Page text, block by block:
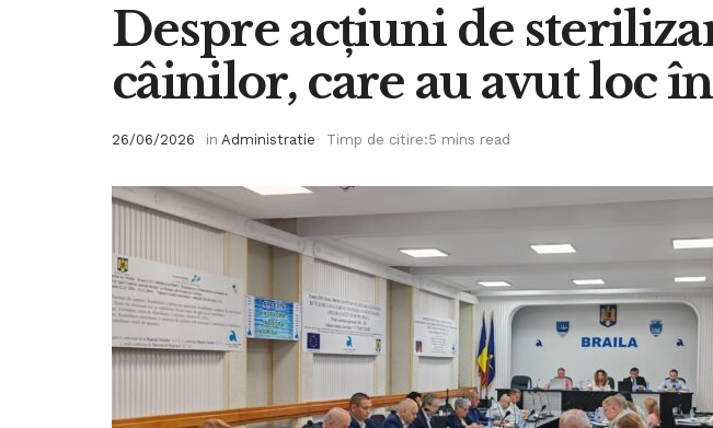
Despre acțiuni de
câinilor, care au avut loc
26/06/2026 in Administratie Timp de citire:5 mins read